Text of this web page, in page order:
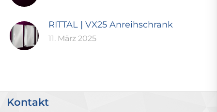
RITTAL | VX25 Anreihschrank
11. März 2025
Kontakt